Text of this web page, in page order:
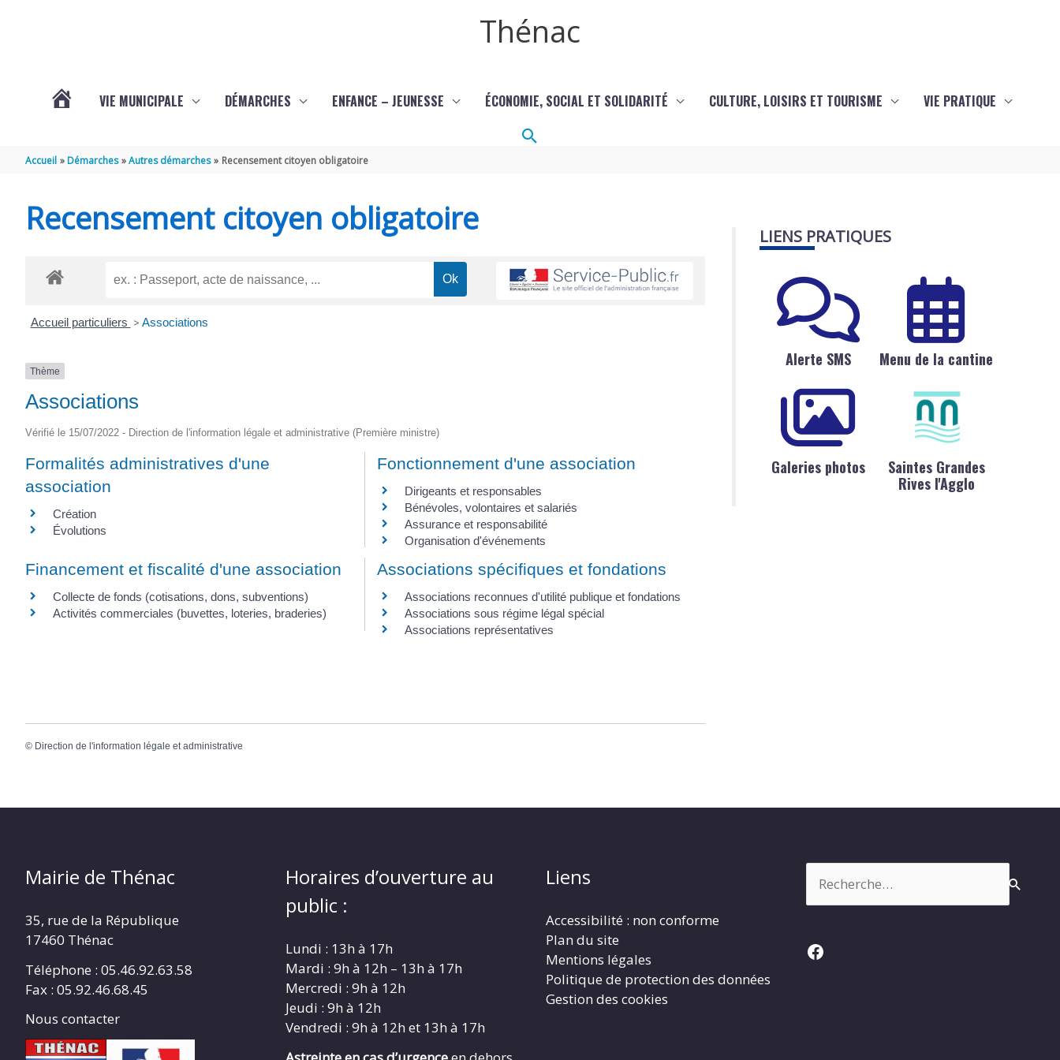
Thénac
THÉNAC
VIE MUNICIPALE DÉMARCHES ENFANCE – JEUNESSE ÉCONOMIE, SOCIAL ET SOLIDARITÉ CULTURE, LOISIRS ET TOURISME VIE PRATIQUE
Rechercher
Accueil Démarches Autres démarches Recensement citoyen obligatoire
Recensement citoyen obligatoire
Accueil particuliers > Associations
Thème
Associations
Vérifié le 15/07/2022 - Direction de l'information légale et administrative (Première ministre)
Formalités administratives d'une
association
Création
Évolutions
Fonctionnement d'une association
Dirigeants et responsables
Bénévoles, volontaires et salariés
Assurance et responsabilité
Organisation d'événements
Financement et fiscalité d'une association
Collecte de fonds (cotisations, dons, subventions)
Activités commerciales (buvettes, loteries, braderies)
Associations spécifiques et fondations
Associations reconnues d'utilité publique et fondations
Associations sous régime légal spécial
Associations représentatives
© Direction de l'information légale et administrative
LIENS PRATIQUES
Alerte SMS Menu de la cantine
Galeries photos
Saintes Grandes
Rives l'Agglo
Mairie de Thénac
35, rue de la République
17460 Thénac
Téléphone : 05.46.92.63.58
Fax : 05.92.46.68.45
Nous contacter
Horaires d’ouverture au
public :
Lundi : 13h à 17h
Mardi : 9h à 12h – 13h à 17h
Mercredi : 9h à 12h
Jeudi : 9h à 12h
Vendredi : 9h à 12h et 13h à 17h
Liens
Accessibilité : non conforme
Plan du site
Mentions légales
Politique de protection des données
Gestion des cookies
Facebook